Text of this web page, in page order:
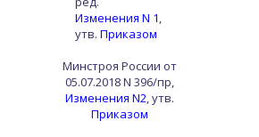
Изменения N 1,
утв. Приказом
Минстроя России от
05.07.2018 N 396/пр,
Изменения N2, утв.
Приказом